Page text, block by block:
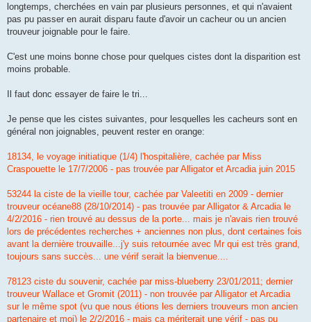
longtemps, cherchées en vain par plusieurs personnes, et qui n'avaient
pas pu passer en aurait disparu faute d'avoir un cacheur ou un ancien
trouveur joignable pour le faire.
C'est une moins bonne chose pour quelques cistes dont la disparition est
moins probable.
Il faut donc essayer de faire le tri...
Je pense que les cistes suivantes, pour lesquelles les cacheurs sont en
général non joignables, peuvent rester en orange:
18134, le voyage initiatique (1/4) l'hospitalière, cachée par Miss
Craspouette le 17/7/2006 - pas trouvée par Alligator et Arcadia juin 2015
53244 la ciste de la vieille tour, cachée par Valeetiti en 2009 - dernier
trouveur océane88 (28/10/2014) - pas trouvée par Alligator & Arcadia le
4/2/2016 - rien trouvé au dessus de la porte... mais je n'avais rien trouvé
lors de précédentes recherches + anciennes non plus, dont certaines fois
avant la dernière trouvaille...j'y suis retournée avec Mr qui est très grand,
toujours sans succès... une vérif serait la bienvenue....
78123 ciste du souvenir, cachée par miss-blueberry 23/01/2011; dernier
trouveur Wallace et Gromit (2011) - non trouvée par Alligator et Arcadia
sur le même spot (vu que nous étions les derniers trouveurs mon ancien
partenaire et moi) le 2/2/2016 - mais ça mériterait une vérif - pas pu